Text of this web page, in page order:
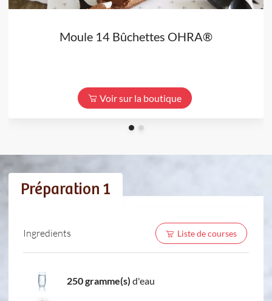
Moule 14 Bûchettes OHRA®
Voir sur la boutique
Préparation 1
Ingredients Liste de courses
250 gramme(s) d'eau